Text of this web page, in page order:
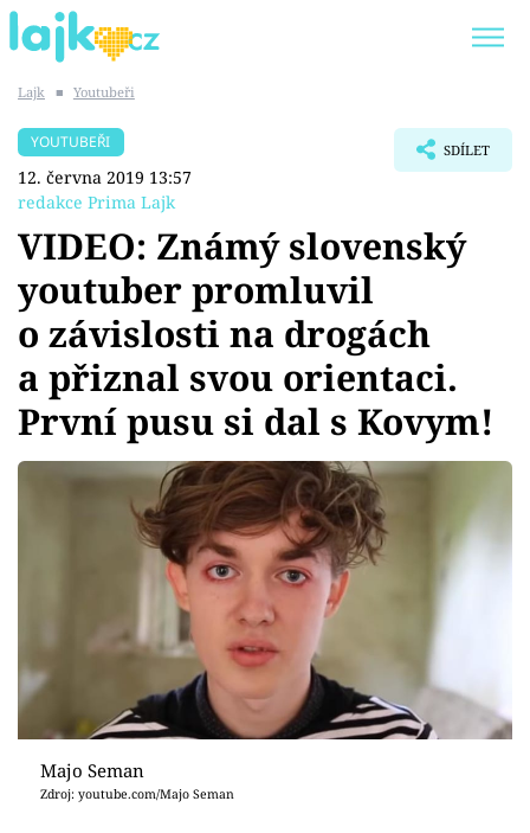
SHOPAHOLICADEL
Témata
Showbyznys
Youtubeři
Virály
Sex a vztahy
Sledujte prima+
Přihlášení
Lajk ■ Youtubeři
YOUTUBEŘI
12. června 2019 13:57
redakce Prima Lajk
SDÍLET
VIDEO: Známý slovenský
youtuber promluvil
o závislosti na drogách
a přiznal svou orientaci.
První pusu si dal s Kovym!
Majo Seman
Zdroj: youtube.com/Majo Seman